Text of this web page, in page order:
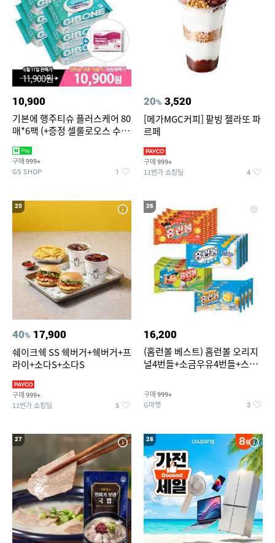
10,900
기본에 행주티슈 플러스케어 80
매*6팩 (+증정 셀룰로오스 수세
구매 999+
GS SHOP 1
20% 3,520
[메가MGC커피] 팥빙 젤라또 파
르페
구매 999+
11번가 쇼킹딜 4
25
40% 17,900
쉐이크쉑 SS 쉑버거+쉑버거+프
라이+소다S+소다S
구매 999+
11번가 쇼킹딜 5
26
16,200
(홈런볼 베스트) 홈런볼 오리지
널4번들+소금우유4번들+스윗
콘맛4번들
구매 999+
G마켓 3
27 28